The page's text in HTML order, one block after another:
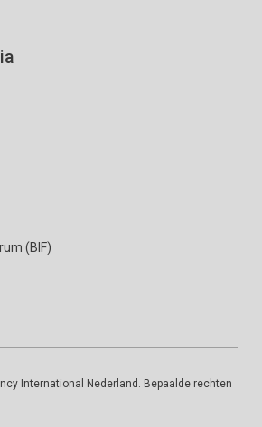
(BIF)
International Nederland. Bepaalde rechten